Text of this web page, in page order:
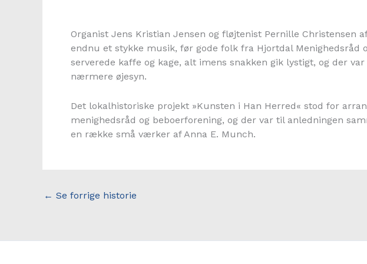
Organist Jens Kristian Jensen og fløjtenist Pernille Christensen
endnu et stykke musik, før gode folk fra Hjortdal Menighedsråd
serverede kaffe og kage, alt imens snakken gik lystigt, og der
nærmere øjesyn.
Det lokalhistoriske projekt »Kunsten i Han Herred« stod for
menighedsråd og beboerforening, og der var til anledningen
en række små værker af Anna E. Munch.
← Se forrige historie